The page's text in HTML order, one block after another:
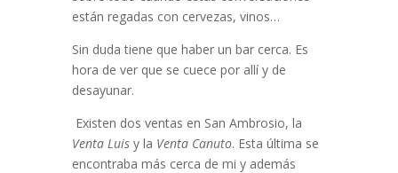
están regadas con cervezas, vinos…
Sin duda tiene que haber un bar cerca. Es
hora de ver que se cuece por allí y de
desayunar.
Existen dos ventas en San Ambrosio, la
Venta Luisy la Venta Canuto. Esta última se
encontraba más cerca de mi y además